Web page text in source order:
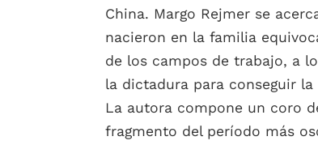
China. Margo Rejmer se
nacieron en la familia
de los campos de trabajo, a
la dictadura para conseguir
La autora compone un coro
fragmento del período más